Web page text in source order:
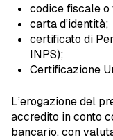
codice fiscale
carta d’identità;
certificato di
INPS);
Certificazione
L’erogazione del
accredito in conto
bancario, con